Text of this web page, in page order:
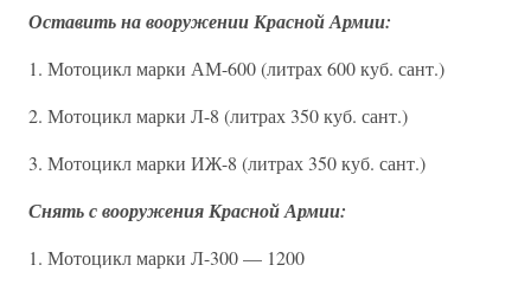
Оставить на вооружении Красной Армии:
1. Мотоцикл марки АМ-600 (литрах 600 куб. сант.)
2. Мотоцикл марки Л-8 (литрах 350 куб. сант.)
3. Мотоцикл марки ИЖ-8 (литрах 350 куб. сант.)
Снять с вооружения Красной Армии:
1. Мотоцикл марки Л-300 — 1200